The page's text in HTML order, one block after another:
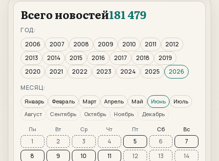
Всего новостей181 479
ГОД:
2006
2007 2008 2009 2010 2011
2012
2013
2014 2015 2016 2017 2018
2019
2020
2021 2022 2023 2024 2025
2026
МЕСЯЦ:
Январь Февраль Март Апрель Май Июнь
Июль
Август
Сентябрь Октябрь Ноябрь Декабрь
Пн Вт Ср Чт Пт Сб Вс
1 2 3 4 5 6
7
8
9 10 11 12 13
14